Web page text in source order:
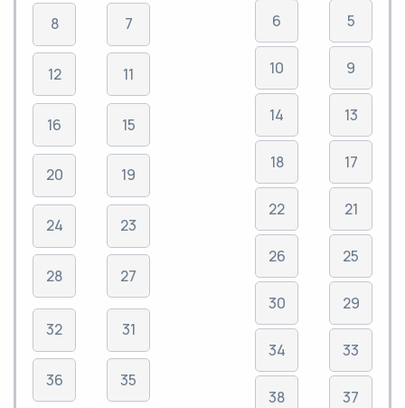
8
12
16
20
24
28
32
36
7
11
15
19
23
27
31
35
6
10
14
18
22
26
30
34
38
5
9
13
17
21
25
29
33
37